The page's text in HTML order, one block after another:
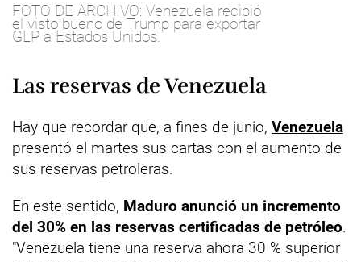
FOTO DE ARCHIVO: Venezuela recibió
el visto bueno de Trump para exportar
GLP a Estados Unidos.
Las reservas de Venezuela
Hay que recordar que, a fines de junio, Venezuela
presentó el martes sus cartas con el aumento de
sus reservas petroleras.
En este sentido, Maduro anunció un incremento
del 30% en las reservas certificadas de petróleo.
"Venezuela tiene una reserva ahora 30 % superior